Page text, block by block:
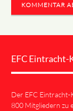
KOMMENTAR
EFC Eintracht-
Der EFC
800 Mitgliedern zu